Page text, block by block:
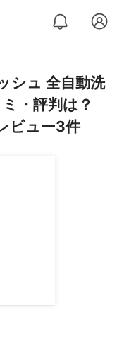
シュ 全自動洗
・評判は？
ビュー3件